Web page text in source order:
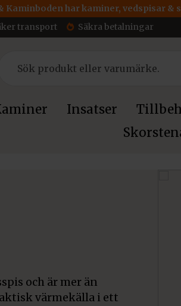
Kaminboden har kaminer, vedspisar &
transport Säkra betalningar
Insatser
och är mer än
värmekälla i ett